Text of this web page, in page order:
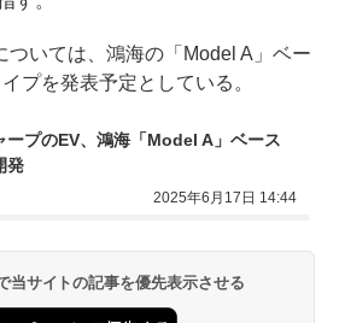
ついては、鴻海の「Model A」ベー
プを発表予定としている。
ープのEV、鴻海「Model A」ベース
発
2025年6月17日 14:44
当サイトの記事を優先表示させる